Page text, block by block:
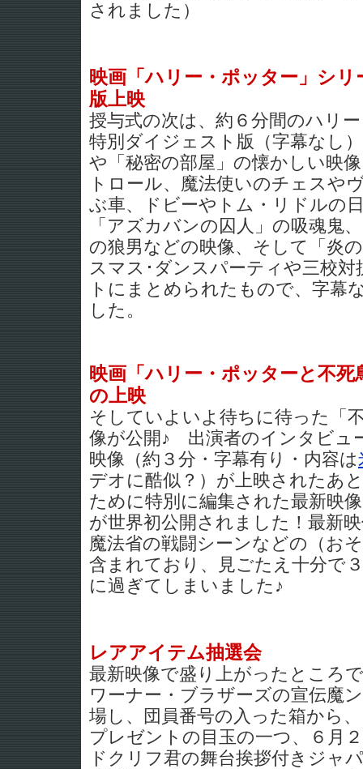
されました）
映画「ハリー・ポッター」シ
版上映
授与式の次は、約６分間のハリ
特別ダイジェスト版（字幕なし
や「秘密の部屋」の懐かしい映
トロール、魔法使いのチェスや
ぶ車、ドビーやトム・リドルの
「アズカバンの囚人」の吸魂鬼
の狼男などの映像、そして「炎
スマス･ダンスパーティや三校
トにまとめられたもので、字幕
した。
映画「ハリー・ポッターと不死
の上映
そしていよいよ待ちに待った「
像が公開♪ 出演者のインタビュ
映像（約３分・字幕有り・内容は
デオに酷似？）が上映されたあ
ために特別に編集された最新映
が世界初公開されました！最新
魔法省の戦闘シーンなどの（お
含まれており、見ごたえ十分で
に過ぎてしまいました♪
レアアイテム抽選会
最新映像で盛り上がったところ
ワーナー・ブラザーズの宣伝魔
場し、団員番号の入った箱から
プレゼントの目玉の一つ、６月
ドクリフ君の舞台挨拶付きジャ